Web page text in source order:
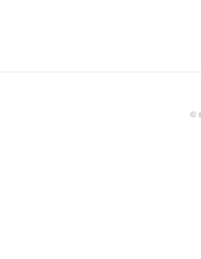
©